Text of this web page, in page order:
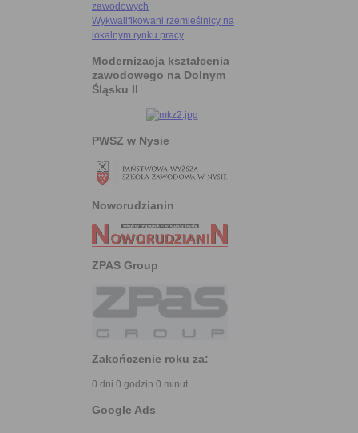
zawodowych
Wykwalifikowani rzemieślnicy na
lokalnym rynku pracy
Modernizacja kształcenia
zawodowego na Dolnym
Śląsku II
PWSZ w Nysie
Noworudzianin
ZPAS Group
Zakończenie roku za:
0 dni 0 godzin 0 minut
Google Ads